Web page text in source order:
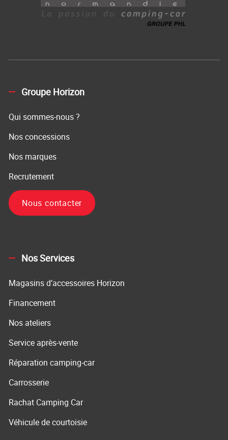
Groupe Horizon
Qui sommes-nous ?
Nos concessions
Nos marques
Recrutement
Nous contacter
Nos Services
Magasins d’accessoires Horizon
Financement
Nos ateliers
Service après-vente
Réparation camping-car
Carrosserie
Rachat Camping Car
Véhicule de courtoisie